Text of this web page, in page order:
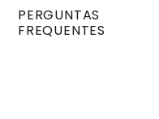
PERGUNTAS
FREQUENTES